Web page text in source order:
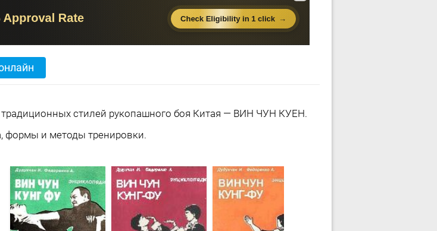
стилей рукопашного боя Китая — ВИН ЧУН КУЕН.
формы и методы тренировки.